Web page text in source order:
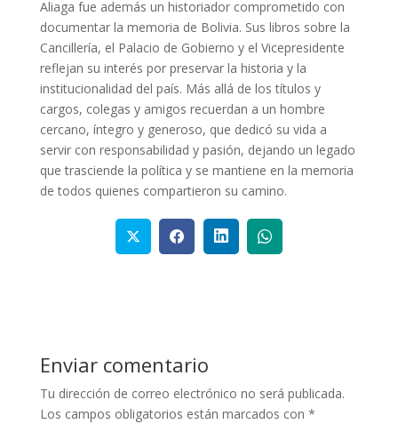
Aliaga fue además un historiador comprometido con
documentar la memoria de Bolivia. Sus libros sobre la
Cancillería, el Palacio de Gobierno y el Vicepresidente
reflejan su interés por preservar la historia y la
institucionalidad del país. Más allá de los títulos y
cargos, colegas y amigos recuerdan a un hombre
cercano, íntegro y generoso, que dedicó su vida a
servir con responsabilidad y pasión, dejando un legado
que trasciende la política y se mantiene en la memoria
de todos quienes compartieron su camino.
Enviar comentario
Tu dirección de correo electrónico no será publicada.
Los campos obligatorios están marcados con *